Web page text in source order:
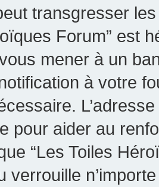
transgresser
Forum” est
mener à un
à votre
pour aider au
“Les Toiles
verrouille